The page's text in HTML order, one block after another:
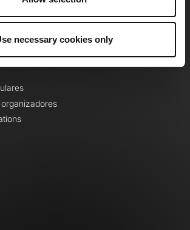
necessary cookies only